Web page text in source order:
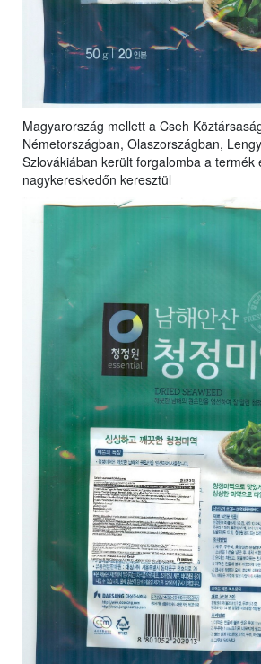
Magyarország mellett a Cseh
Németországban, Olaszországban,
Szlovákiában került forgalomba a termék
nagykereskedőn keresztül